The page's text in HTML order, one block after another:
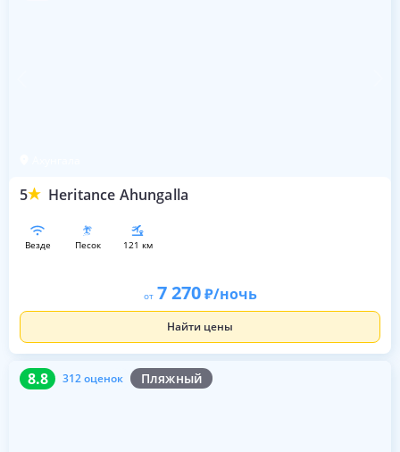
5 Heritance Ahungalla
везде песок 121 км
от 7 270 /ночь
Найти цены
8.8 312 оценок Пляжный
8.8 312 оценок